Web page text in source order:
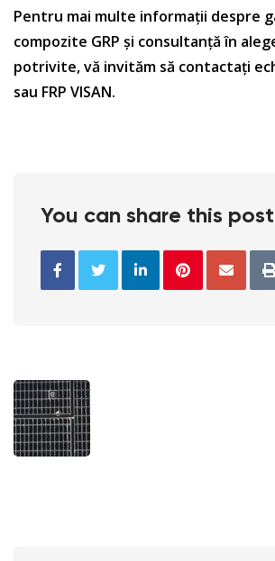
Pentru mai multe informații despre
compozite GRP și consultanță în
potrivite, vă invităm să contactați
sau FRP VISAN.
You can share this